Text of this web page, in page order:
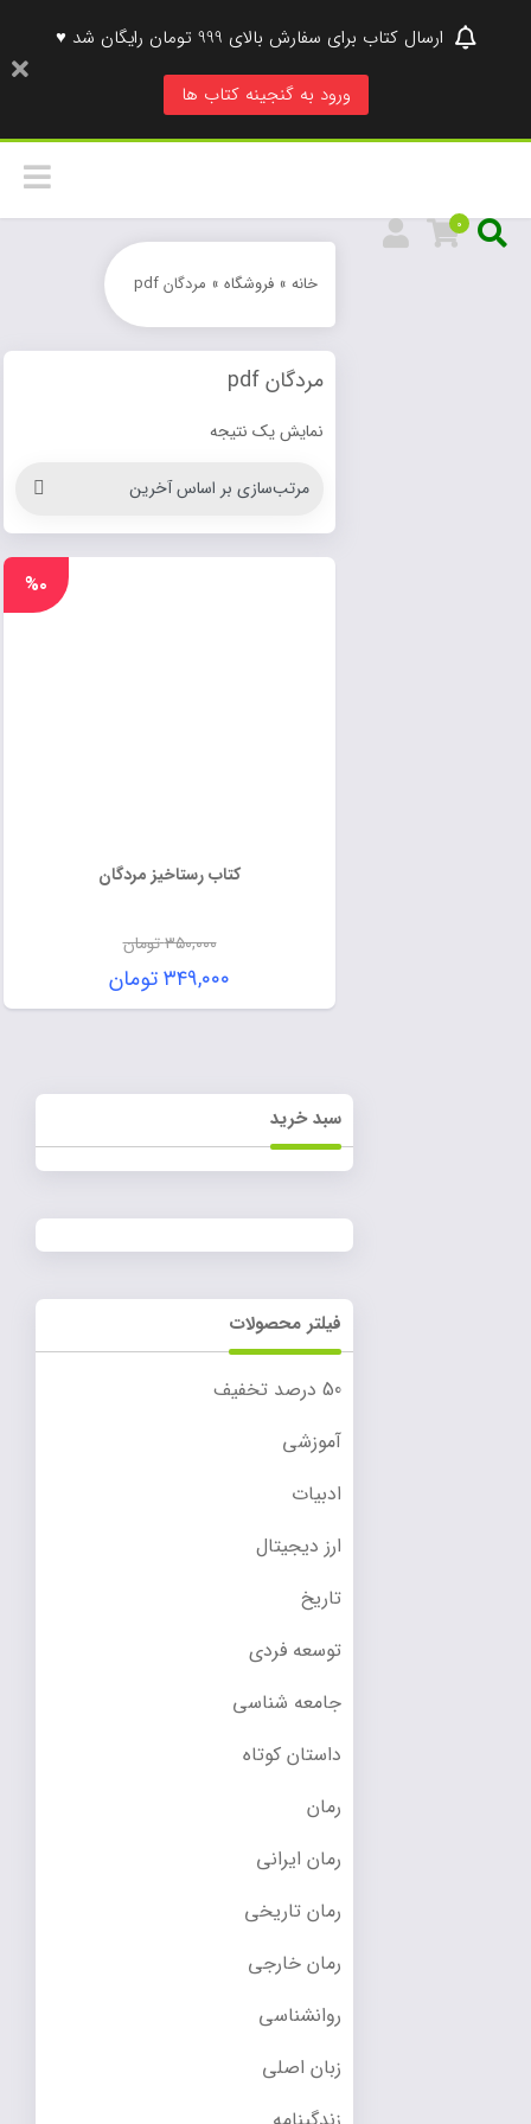
ارسال کتاب برای سفارش بالای 999 تومان رایگان شد ♥
ورود به گنجینه کتاب ها
خانه» فروشگاه» مردگان pdf
مردگان pdf
نمایش یک نتیجه
کتاب رستاخیز مردگان
۳۵۰,۰۰۰تومان
۳۴۹,۰۰۰تومان
%۰
سبد خرید
فیلتر محصولات
50 درصد تخفیف
آموزشی
ادبیات
ارز دیجیتال
تاریخ
توسعه فردی
جامعه شناسی
داستان کوتاه
رمان
رمان ایرانی
رمان تاریخی
رمان خارجی
روانشناسی
زبان اصلی